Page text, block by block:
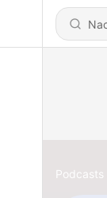
Podcasts